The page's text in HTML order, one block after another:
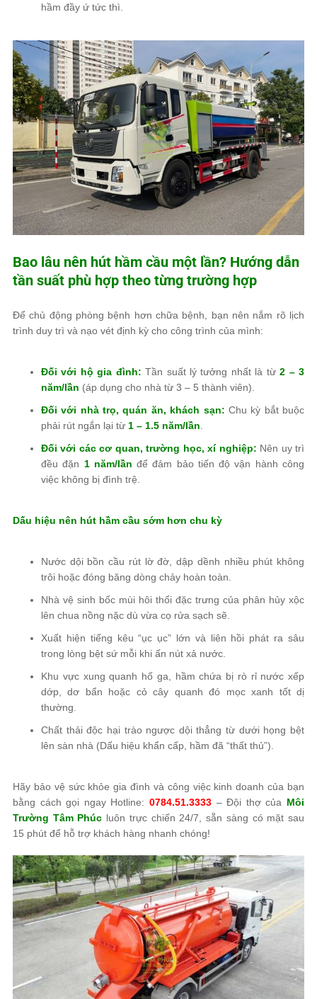
hầm đầy ứ tức thì.
Bao lâu nên hút hầm cầu một lần? Hướng dẫn
tần suất phù hợp theo từng trường hợp
Để chủ động phòng bệnh hơn chữa bệnh, bạn nên nắm rõ lịch
trình duy trì và nạo vét định kỳ cho công trình của mình:
Đối với hộ gia đình: Tần suất lý tưởng nhất là từ2 – 3
năm/lần (áp dụng cho nhà từ 3 – 5 thành viên).
Đối với nhà trọ, quán ăn, khách sạn: Chu kỳ bắt buộc
phải rút ngắn lại từ 1 – 1.5 năm/lần
Đối với các cơ quan, trường học, xí nghiệp: Nên uy trì
đều đặn 1 năm/lần để đảm bảo tiến độ vận hành công
việc không bị đình trệ.
Dấu hiệu nên hút hầm cầu sớm hơn chu kỳ
Nước dội bồn cầu rút lờ đờ, dập dềnh nhiều phút không
trôi hoặc đóng băng dòng chảy hoàn toàn.
Nhà vệ sinh bốc mùi hôi thối đặc trưng của phân hủy xộc
lên chua nồng nặc dù vừa cọ rửa sạch sẽ.
Xuất hiện tiếng kêu “ục ục” lớn và liên hồi phát ra sâu
trong lòng bệt sứ mỗi khi ấn nút xả nước.
Khu vực xung quanh hố ga, hầm chứa bị rò rỉ nước xếp
dớp, dơ bẩn hoặc cỏ cây quanh đó mọc xanh tốt dị
thường.
Chất thải độc hại trào ngược dội thẳng từ dưới họng bệt
lên sàn nhà (Dấu hiệu khẩn cấp, hầm đã “thất thủ”).
Hãy bảo vệ sức khỏe gia đình và công việc kinh doanh của bạn
bằng cách gọi ngay Hotline: 0784.51.3333 – Đội thợ của Môi
Trường Tâm Phúc luôn trực chiến 24/7, sẵn sàng có mặt sau
15 phút để hỗ trợ khách hàng nhanh chóng!